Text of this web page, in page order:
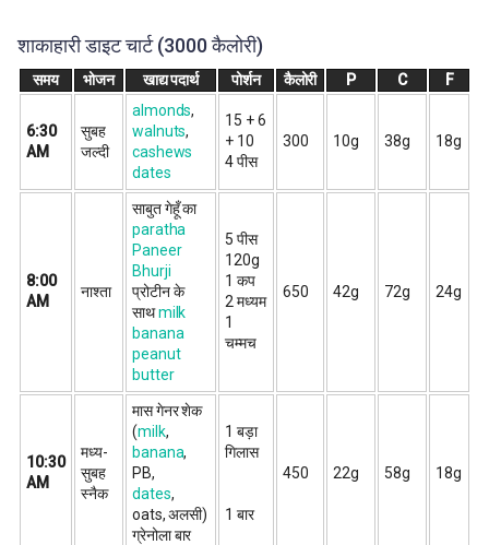
शाकाहारी डाइट चार्ट (3000 कैलोरी)
समय भोजन खाद्य पदार्थ पोर्शन कैलोरी P C F
6:30
AM
सुबह
जल्दी
almonds,
walnuts,
cashews
dates
15 + 6
+ 10
4 पीस
300 10g 38g 18g
8:00
AM
नाश्ता
साबुत गेहूँ का
paratha
Paneer
Bhurji
प्रोटीन के
साथmilk
banana
peanut
butter
5 पीस
120g
1 कप
2 मध्यम
1
चम्मच
650 42g 72g 24g
10:30
AM
मध्य-
सुबह
स्नैक
मास गेनर शेक
(milk,
banana,
PB,
dates,
oats, अलसी)
ग्रेनोला बार
1 बड़ा
गिलास
1 बार
450 22g 58g 18g